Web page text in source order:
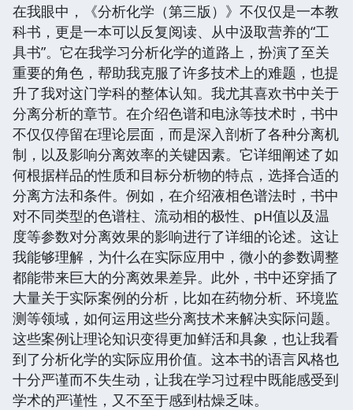
在我眼中，《分析化学（第三版）》不仅仅是一本教
科书，更是一本可以反复阅读、从中汲取营养的“工
具书”。它在我学习分析化学的道路上，扮演了至关
重要的角色，帮助我克服了许多技术上的难题，也提
升了我对这门学科的整体认知。我尤其喜欢书中关于
分离分析的章节。在介绍色谱和电泳等技术时，书中
不仅仅停留在理论层面，而是深入剖析了各种分离机
制，以及影响分离效率的关键因素。它详细阐述了如
何根据样品的性质和目标分析物的特点，选择合适的
分离方法和条件。例如，在介绍液相色谱法时，书中
对不同类型的色谱柱、流动相的极性、pH值以及温
度等参数对分离效果的影响进行了详细的论述。这让
我能够理解，为什么在实际应用中，微小的参数调整
都能带来巨大的分离效果差异。此外，书中还穿插了
大量关于实际案例的分析，比如在药物分析、环境监
测等领域，如何运用这些分离技术来解决实际问题。
这些案例让理论知识变得更加鲜活和具象，也让我看
到了分析化学的实际应用价值。这本书的语言风格也
十分严谨而不失生动，让我在学习过程中既能感受到
学术的严谨性，又不至于感到枯燥乏味。